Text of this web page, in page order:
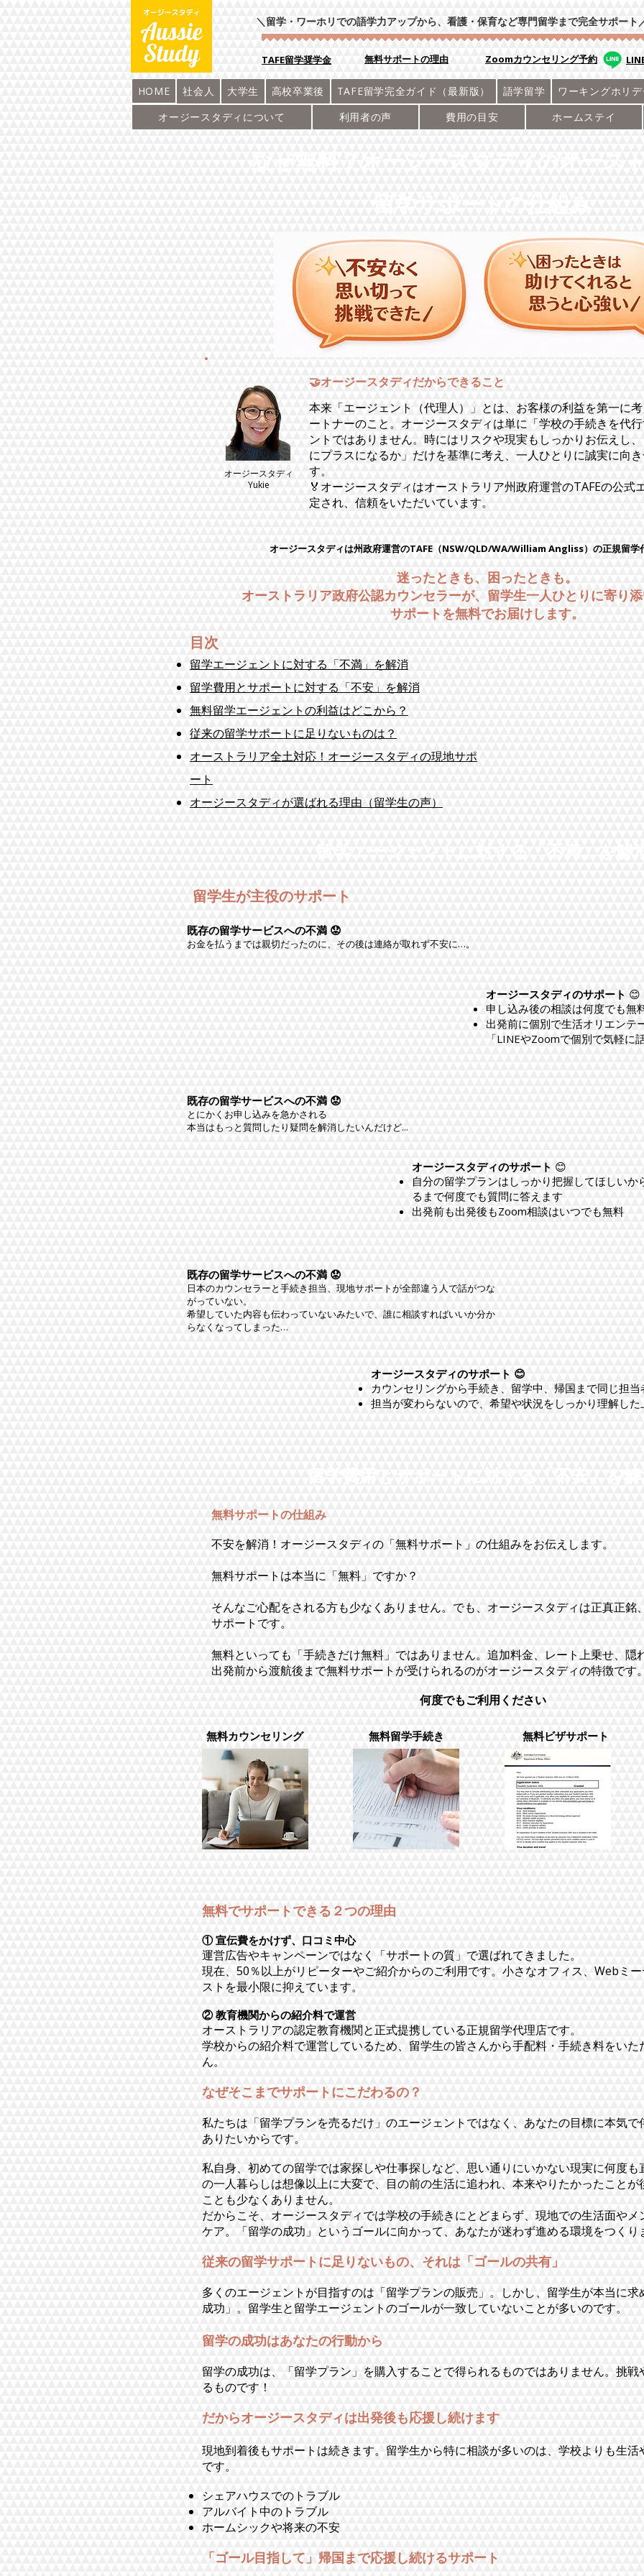
＼留学・ワーホリでの語学力アップから、看護・保育など専門留学まで完全サポート
​TAFE留学奨学金 ​無料サポートの理由 Zoomカウンセリング予約
HOME 社会人 大学生 高校卒業後 TAFE留学完全ガイド（最新版） 語学留学
ワーキングホリ
オージースタディについて
利用者の声 費用の目安 ホームステイ
オージースタディ
Yukie
🤝オージースタディだからできること
本来「エージェント（代理人）」とは、お客様の利益を第一に
ートナーのこと。オージースタディは単に「学校の手続きを代
ントではありません。時にはリスクや現実もしっかりお伝えし
にプラスになるか」だけを基準に考え、一人ひとりに誠実に向
す。
🏅オージースタディはオーストラリア州政府運営のTAFEの公式
定され、信頼をいただいています。
オージースタディは州政府運営のTAFE（NSW/QLD/WA/William Angliss）の正規留学
迷ったときも、困ったときも。
オーストラリア政府公認カウンセラーが、留学生一人ひとりに寄り
サポートを無料でお届けします。
目次
留学エージェントに対する「不満」を解消
留学費用とサポートに対する「不安」を解消
無料留学エージェントの利益はどこから？
従来の留学サポートに足りないものは？
オーストラリア全土対応！オージースタディの現地サポ
ート
オージースタディが選ばれる理由（留学生の声）
留学生が主役のサポート
既存の留学サービスへの不満 😟
お金を払うまでは親切だったのに、その後は連絡が取れず不安に…。
オージースタディのサポート 😊
申し込み後の相談は何度でも無
出発前に個別で生活オリエンテ
「LINEやZoomで個別で気軽に
既存の留学サービスへの不満 😟
とにかくお申し込みを急かされる
本当はもっと質問したり疑問を解消したいんだけど...
オージースタディのサポート 😊
自分の留学プランはしっかり把握してほしいか
るまで何度でも質問に答えます
出発前も出発後もZoom相談はいつでも無料
既存の留学サービスへの不満 😟
日本のカウンセラーと手続き担当、現地サポートが全部違う人で話がつな
がっていない。
希望していた内容も伝わっていないみたいで、誰に相談すればいいか分か
らなくなってしまった…
オージースタディのサポート 😊
カウンセリングから手続き、留学中、帰国まで同じ担
担当が変わらないので、希望や状況をしっかり理解し
無料サポートの仕組み
不安を解消！オージースタディの「無料サポート」の仕組みをお伝えします。
無料サポートは本当に「無料」ですか？
そんなご心配をされる方も少なくありません。でも、オージースタディは正真正銘
サポートです。
無料といっても「手続きだけ無料」ではありません。追加料金、レート上乗せ、隠
出発前から渡航後まで無料サポートが受けられるのがオージースタディの特徴です
何度でもご利用ください
無料カウンセリング 無料留学手続き 無料ビザサポート
無料でサポートできる２つの理由
① 宣伝費をかけず、口コミ中心
運営広告やキャンペーンではなく「サポートの質」で選ばれてきました。
現在、50％以上がリピーターやご紹介からのご利用です。小さなオフィス、Webミ
ストを最小限に抑えています。
② 教育機関からの紹介料で運営
オーストラリアの認定教育機関と正式提携している正規留学代理店です。
学校からの紹介料で運営しているため、留学生の皆さんから手配料・手続き料をいた
ん。
なぜそこまでサポートにこだわるの？
私たちは「留学プランを売るだけ」のエージェントではなく、あなたの目標に本気
ありたいからです。
私自身、初めての留学では家探しや仕事探しなど、思い通りにいかない現実に何度
の一人暮らしは想像以上に大変で、目の前の生活に追われ、本来やりたかったこと
ことも少なくありません。
だからこそ、オージースタディでは学校の手続きにとどまらず、現地での生活面や
ケア。「留学の成功」というゴールに向かって、あなたが迷わず進める環境をつくり
従来の留学サポートに足りないもの、それは「ゴールの共有」
多くのエージェントが目指すのは「留学プランの販売」。しかし、留学生が本当に
成功」。留学生と留学エージェントのゴールが一致していないことが多いのです。
留学の成功はあなたの行動から
留学の成功は、「留学プラン」を購入することで得られるものではありません。挑
るものです！
だからオージースタディは出発後も応援し続けます
現地到着後もサポートは続きます。留学生から特に相談が多いのは、学校よりも生
です。
シェアハウスでのトラブル
アルバイト中のトラブル
ホームシックや将来の不安
「ゴール目指して」帰国まで応援し続けるサポート